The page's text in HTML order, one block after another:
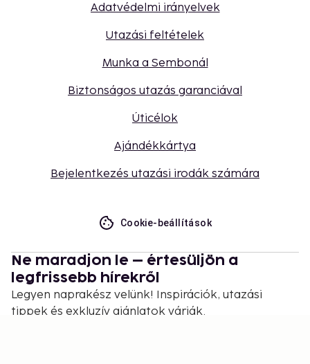
Adatvédelmi irányelvek
Utazási feltételek
Munka a Sembonál
Biztonságos utazás garanciával
Úticélok
Ajándékkártya
Bejelentkezés utazási irodák számára
Cookie-beállítások
Ne maradjon le – értesüljön a
legfrissebb hírekről
Legyen naprakész velünk! Inspirációk, utazási
tippek és exkluzív ajánlatok várják.